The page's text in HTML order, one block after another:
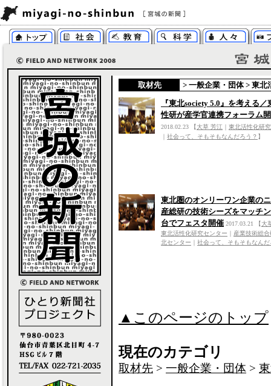
取材先 > 一般企業・団体> 東北
『東北society 5.0』を考える／
性研が産学官連携フォーラム
2018.02.23 【大草 芳江
東北活性化研
社会って、そもそもなんだろう？ 】
東北圏のオンリーワン企業の
産総研の技術シーズをマッチ
台でフェスタ開催 2017.03.21 【大
東北活性化研究センター
産業技術総
北センター
社会って、そもそもなんだ
▲このページのトップ
現在のカテゴリ
取材先 > 一般企業・団体 >